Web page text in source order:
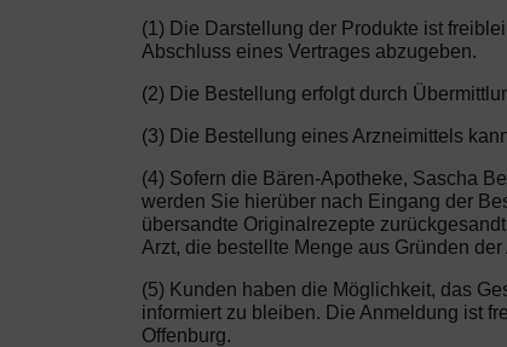
(1) Die Darstellung der Produkte ist
Abschluss eines Vertrages abzugeben.
(2) Die Bestellung erfolgt durch
(3) Die Bestellung eines Arzneimittels
(4) Sofern die Bären-Apotheke, Sascha
werden Sie hierüber nach Eingang der
übersandte Originalrezepte
Arzt, die bestellte Menge aus Gründen
(5) Kunden haben die Möglichkeit, das
informiert zu bleiben. Die Anmeldung ist
Offenburg.